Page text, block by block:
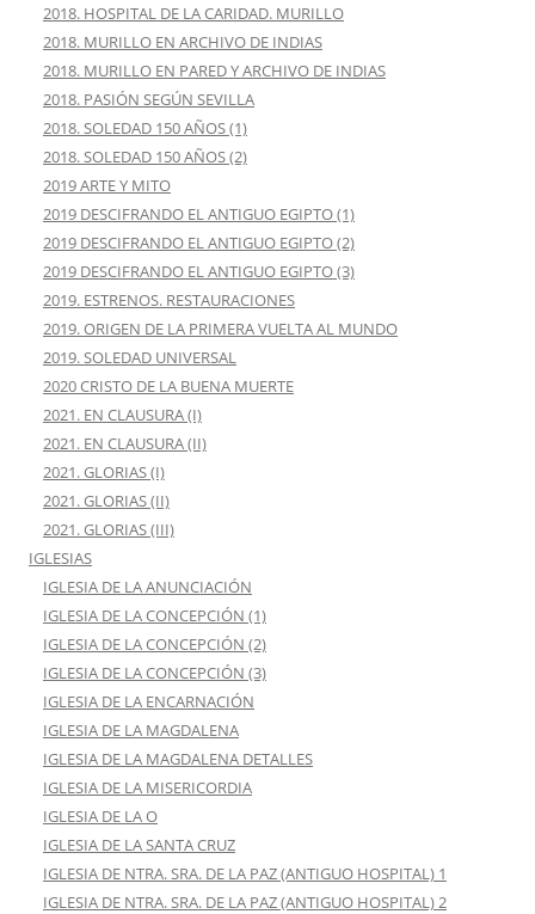
2018. HOSPITAL DE LA CARIDAD. MURILLO
2018. MURILLO EN ARCHIVO DE INDIAS
2018. MURILLO EN PARED Y ARCHIVO DE INDIAS
2018. PASIÓN SEGÚN SEVILLA
2018. SOLEDAD 150 AÑOS (1)
2018. SOLEDAD 150 AÑOS (2)
2019 ARTE Y MITO
2019 DESCIFRANDO EL ANTIGUO EGIPTO (1)
2019 DESCIFRANDO EL ANTIGUO EGIPTO (2)
2019 DESCIFRANDO EL ANTIGUO EGIPTO (3)
2019. ESTRENOS. RESTAURACIONES
2019. ORIGEN DE LA PRIMERA VUELTA AL MUNDO
2019. SOLEDAD UNIVERSAL
2020 CRISTO DE LA BUENA MUERTE
2021. EN CLAUSURA (I)
2021. EN CLAUSURA (II)
2021. GLORIAS (I)
2021. GLORIAS (II)
2021. GLORIAS (III)
IGLESIAS
IGLESIA DE LA ANUNCIACIÓN
IGLESIA DE LA CONCEPCIÓN (1)
IGLESIA DE LA CONCEPCIÓN (2)
IGLESIA DE LA CONCEPCIÓN (3)
IGLESIA DE LA ENCARNACIÓN
IGLESIA DE LA MAGDALENA
IGLESIA DE LA MAGDALENA DETALLES
IGLESIA DE LA MISERICORDIA
IGLESIA DE LA O
IGLESIA DE LA SANTA CRUZ
IGLESIA DE NTRA. SRA. DE LA PAZ (ANTIGUO HOSPITAL) 1
IGLESIA DE NTRA. SRA. DE LA PAZ (ANTIGUO HOSPITAL) 2